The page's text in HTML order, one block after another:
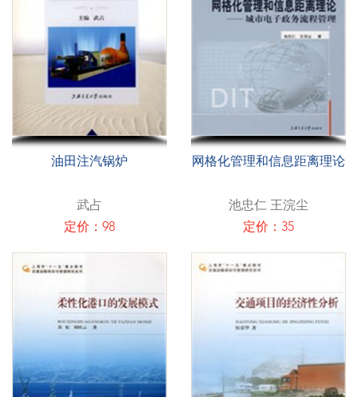
油田注汽锅炉
武占
定价：98
网格化管理和信息距离理论
池忠仁 王浣尘
定价：35